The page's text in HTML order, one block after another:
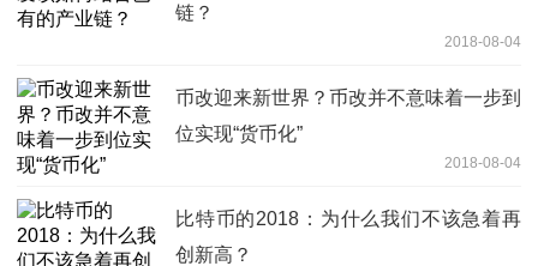
链？
2018-08-04
币改迎来新世界？币改并不意味着一步到
位实现“货币化”
2018-08-04
比特币的2018：为什么我们不该急着再
创新高？